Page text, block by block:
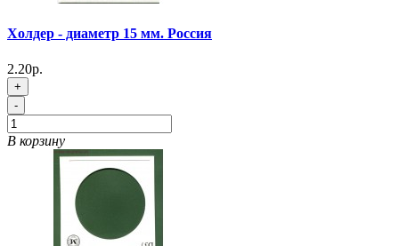
Холдер - диаметр 15 мм. Россия
2.20р.
+
-
В корзину